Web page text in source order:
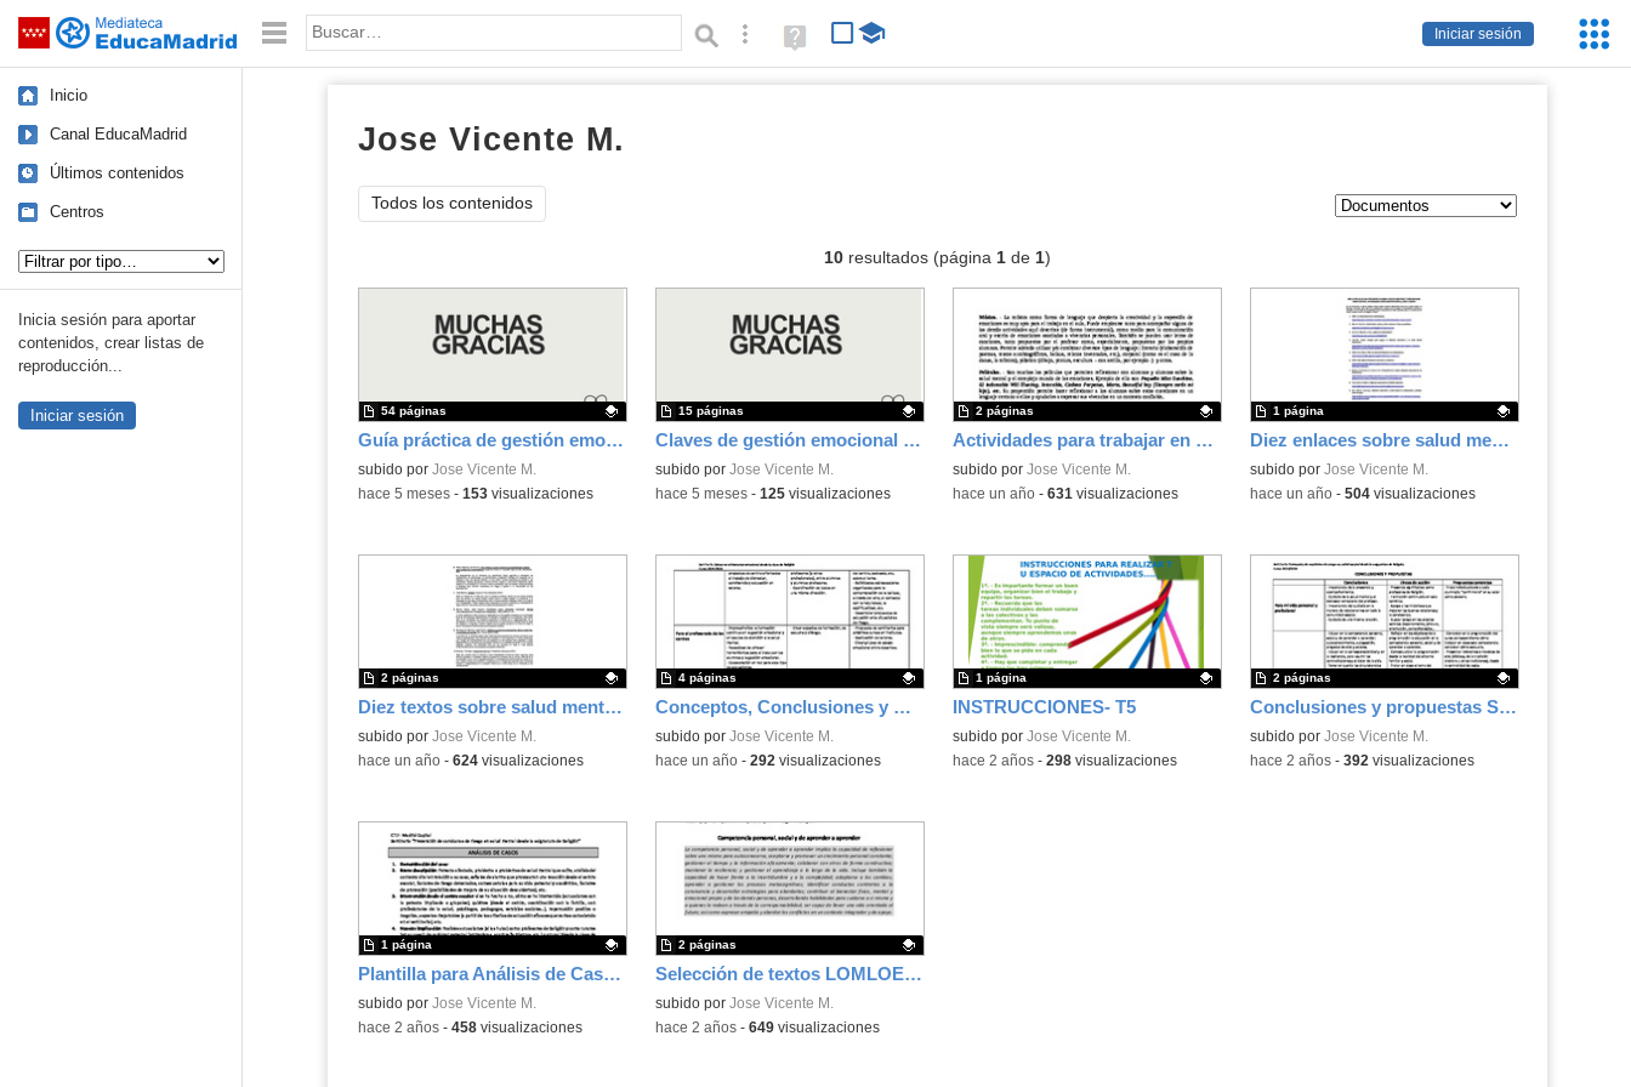
Saltar navegación
Iniciar sesión
Palabra o frase: Búsqueda avanzada
Ayuda
(en
Inicio
Canal EducaMadrid
Últimos contenidos
Centros
Inicia sesión para aportar
contenidos, crear listas de
reproducción...
Iniciar sesión
Jose Vicente M.
Todos los contenidos
10resultados (página 1de 1)
Guía práctica de gestión emocional en el aula y en centros de ESO y Bachillerato
Contenido educativo.
subido por Jose Vicente M.
54 páginas
-hace 5 meses- 153visualizaciones
Claves de gestión emocional en el aula. Buenas y malas praxis
Contenido educativo.
subido por Jose Vicente M.
15 páginas
-hace 5 meses- 125visualizaciones
Actividades para trabajar en el aula la gestión emocional
Contenido educativo.
subido por Jose Vicente M.
2 páginas
-hace un año- 631 visualizaciones
Diez enlaces sobre salud mental y bienestar emocional
Contenido educativo.
subido por Jose Vicente M.
1 página
-hace un año- 504visualizaciones
Diez textos sobre salud mental y bienestar emocional
Contenido educativo.
subido por Jose Vicente M.
2 páginas
-hace un año- 624visualizaciones
Conceptos, Conclusiones y Propuestas Seminario bienestar emocional
Contenido educativo.
subido por Jose Vicente M.
4 páginas
-hace un año- 292 visualizaciones
INSTRUCCIONES- T5
Contenido educativo.
subido por Jose Vicente M.
1 página
-hace 2 años- 298visualizaciones
Conclusiones y propuestas Seminario Religión y Salud Mental
Contenido educativo.
subido por Jose Vicente M.
2 páginas
-hace 2 años- 392 visualizaciones
Plantilla para Análisis de Casos sobre salud mental
Contenido educativo.
subido por Jose Vicente M.
1 página
-hace 2 años- 458visualizaciones
Selección de textos LOMLOE sobre educación emocional
Contenido educativo.
subido por Jose Vicente M.
2 páginas
-hace 2 años- 649visualizaciones